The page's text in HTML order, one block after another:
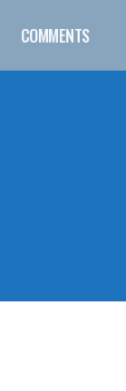
COMMENTS